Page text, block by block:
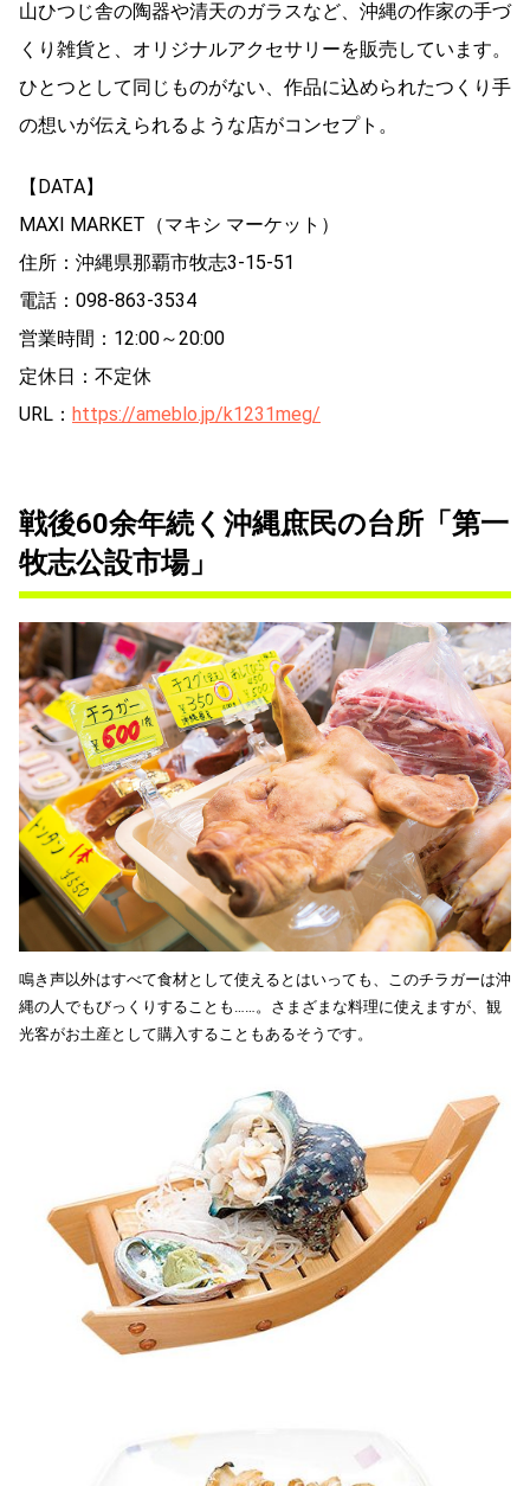
山ひつじ舎の陶器や清天のガラスなど、沖縄の作家の手づ
くり雑貨と、オリジナルアクセサリーを販売しています。
ひとつとして同じものがない、作品に込められたつくり手
の想いが伝えられるような店がコンセプト。
【DATA】
MAXI MARKET（マキシ マーケット）
住所：沖縄県那覇市牧志3-15-51
電話：098-863-3534
営業時間：12:00～20:00
定休日：不定休
URL： https://ameblo.jp/k1231meg/
戦後60余年続く沖縄庶民の台所「第一
牧志公設市場」
鳴き声以外はすべて食材として使えるとはいっても、このチラガーは沖
縄の人でもびっくりすることも……。さまざまな料理に使えますが、観
光客がお土産として購入することもあるそうです。